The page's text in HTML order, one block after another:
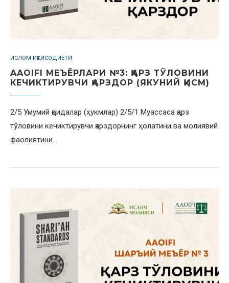
ИСЛОМ ИҚТИСОДИЁТИ
AAOIFI МЕЪЁРЛАРИ №3: ҚАРЗ ТЎЛОВИНИ
КЕЧИКТИРУВЧИ ҚАРЗДОР (ЯКУНИЙ ҚИСМ)
2/5 Умумий қоидалар (ҳукмлар) 2/5/1 Муассаса қарз
тўловини кечиктирувчи қарздорнинг ҳолатини ва молиявий
фаолиятини…